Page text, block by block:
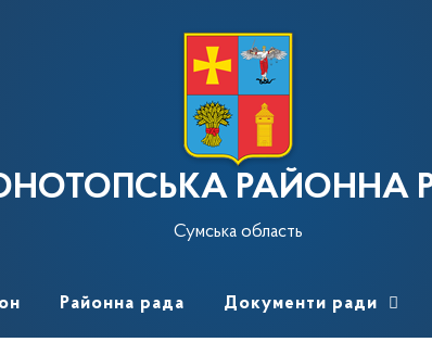
РАЙОННА
Сумська область
Районна рада Документи ради